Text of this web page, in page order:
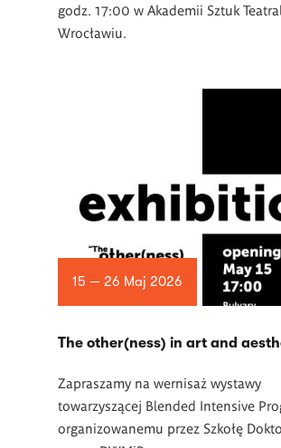
godz. 17:00 w Akademii Sztuk
Wrocławiu.
15 — 26 Maj 2026
The other(ness) in art and
Zapraszamy na wernisaż wystawy
towarzyszącej Blended Intensive
organizowanemu przez Szkołę